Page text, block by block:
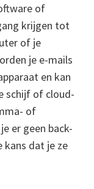
of
krijgen tot
of je
je e-mails
en kan
schijf of cloud-
of
er geen back-
kans dat je ze